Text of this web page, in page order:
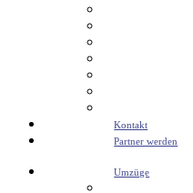
Kontakt
Partner werden
Umzüge